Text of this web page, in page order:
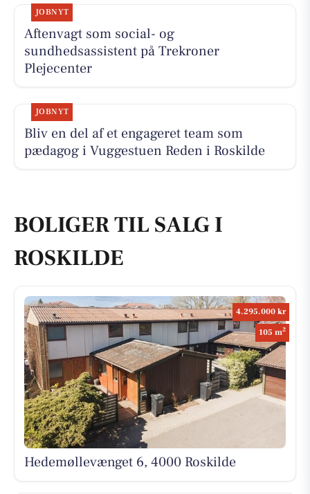
JOBNYT
Aftenvagt som social- og
sundhedsassistent på Trekroner
Plejecenter
JOBNYT
Bliv en del af et engageret team som
pædagog i Vuggestuen Reden i Roskilde
BOLIGER TIL SALG I
ROSKILDE
4.295.000 kr
105 m2
Hedemøllevænget 6, 4000 Roskilde